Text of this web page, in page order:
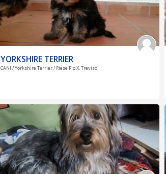
YORKSHIRE TERRIER
CANI / Yorkshire Terrier / Riese Pio X, Treviso